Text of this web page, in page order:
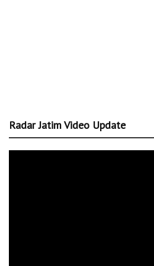
Radar Jatim Video Update